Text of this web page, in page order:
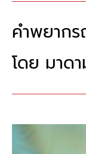
คำพยาก
โดย​ มาดา